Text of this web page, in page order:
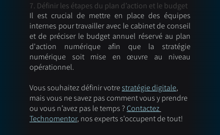
7. Définir les étapes du plan d’action et le budget
Il est crucial de mettre en place des équipes
internes pour travailler avec le cabinet de conseil
et de préciser le budget annuel réservé au plan
d'action numérique afin que la stratégie
numérique soit mise en œuvre au niveau
opérationnel.
Vous souhaitez définir votre stratégie digitale,
mais vous ne savez pas comment vous y prendre
ou vous n’avez pas le temps ? Contactez
Technomentor, nos experts s'occupent de tout!